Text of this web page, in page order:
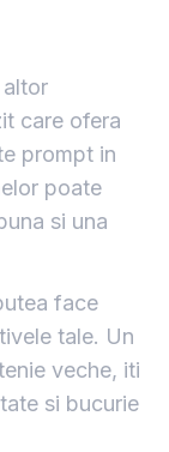
care ofera
prompt in
poate
si una
face
tale. Un
veche, iti
si bucurie